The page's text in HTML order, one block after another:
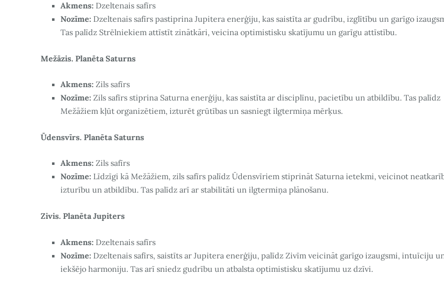
Akmens: Dzeltenais safīrs
Nozīme: Dzeltenais safīrs pastiprina Jupitera enerģiju, kas saistīta ar gudrību, izglītību un garīgo
Tas palīdz Strēlniekiem attīstīt zinātkāri, veicina optimistisku skatījumu un garīgu attīstību.
Mežāzis. Planēta Saturns
Akmens: Zils safīrs
Nozīme: Zils safīrs stiprina Saturna enerģiju, kas saistīta ar disciplīnu, pacietību un atbildību. Tas palīdz
Mežāžiem kļūt organizētiem, izturēt grūtības un sasniegt ilgtermiņa mērķus.
Ūdensvīrs. Planēta Saturns
Akmens: Zils safīrs
Nozīme: Līdzīgi kā Mežāžiem, zils safīrs palīdz Ūdensvīriem stiprināt Saturna ietekmi, veicinot
izturību un atbildību. Tas palīdz arī ar stabilitāti un ilgtermiņa plānošanu.
Zivis. Planēta Jupiters
Akmens: Dzeltenais safīrs
Nozīme: Dzeltenais safīrs, saistīts ar Jupitera enerģiju, palīdz Zivīm veicināt garīgo izaugsmi, intuīciju
iekšējo harmoniju. Tas arī sniedz gudrību un atbalsta optimistisku skatījumu uz dzīvi.